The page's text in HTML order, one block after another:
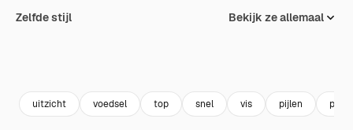
Zelfde stijl Bekijk ze allemaal
uitzicht voedsel top snel vis pijlen pizza